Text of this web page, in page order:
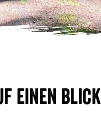
einen Blick